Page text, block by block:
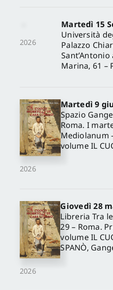
2026
Martedì 15
Università
Palazzo
Marina, 61 –
2026
Martedì 9
Spazio
Roma. I
Mediolanum
volume IL
2026
Giovedì 28
Libreria Tra
29 – Roma.
volume IL
SPANÒ,